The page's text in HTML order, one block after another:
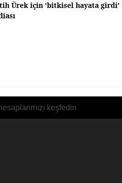
Ürek için ‘bitkisel hayata girdi’
keşfedin